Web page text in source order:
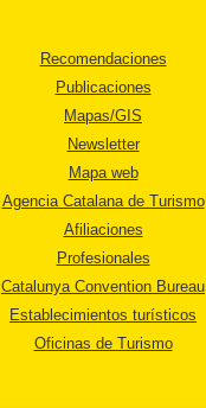
Recomendaciones
Publicaciones
Mapas/GIS
Newsletter
Mapa web
Agencia Catalana de Turismo
Afiliaciones
Profesionales
Catalunya Convention Bureau
Establecimientos turísticos
Oficinas de Turismo